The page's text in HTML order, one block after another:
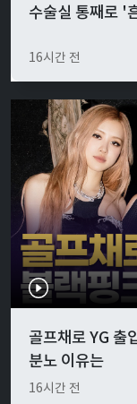
수술실 통째로 '
16시간 전
골프채로 YG 출
분노 이유는
16시간 전